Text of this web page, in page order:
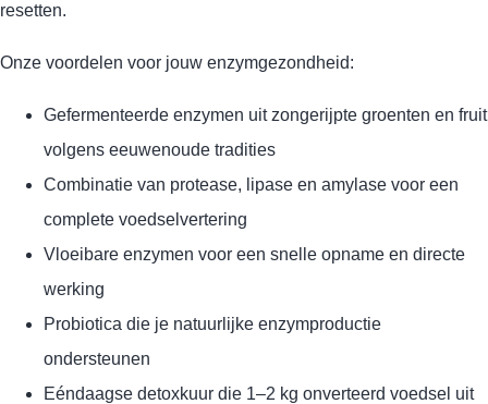
resetten.
Onze voordelen voor jouw enzymgezondheid:
Gefermenteerde enzymen uit zongerijpte groenten en fruit
volgens eeuwenoude tradities
Combinatie van protease, lipase en amylase voor een
complete voedselvertering
Vloeibare enzymen voor een snelle opname en directe
werking
Probiotica die je natuurlijke enzymproductie
ondersteunen
Eéndaagse detoxkuur die 1–2 kg onverteerd voedsel uit